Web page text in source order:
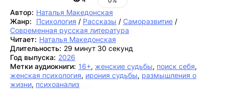
Автор: Наталья Македонская
Жанр:
Психология / Рассказы / Саморазвитие /
Современная русская литература
Читает: Наталья Македонская
Длительность: 29 минут 30 секунд
Год выпуска: 2026
Метки аудиокниги: 16+, женские судьбы, поиск себя,
женская психология, ирония судьбы, размышления о
жизни, психоанализ